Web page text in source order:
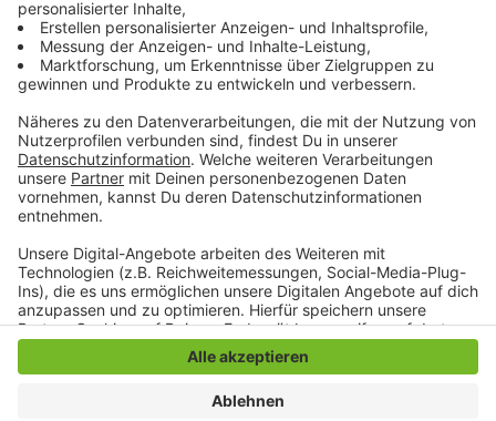
Mats Grambusch in seinem letzten
Nationalmannschaftsspiel einen krönenden Abschluss
bereiten.
Anzeige
Anzeige